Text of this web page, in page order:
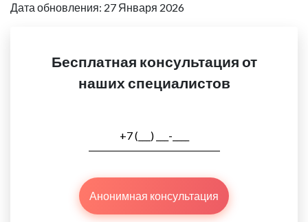
Дата обновления: 27 Января 2026
Бесплатная консультация от
наших специалистов
Анонимная консультация